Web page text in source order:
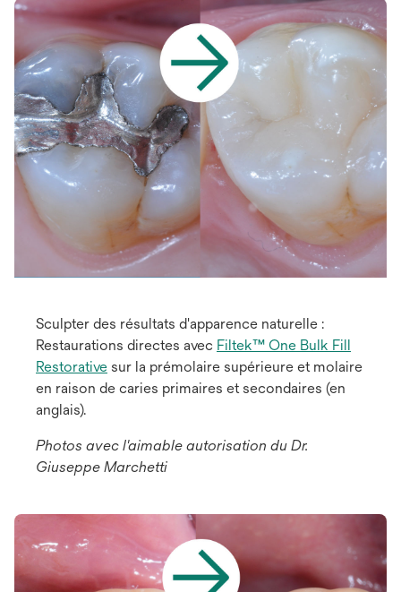
Sculpter des résultats d'apparence naturelle :
Restaurations directes avec Filtek™ One Bulk Fill
Restorative sur la prémolaire supérieure et molaire
en raison de caries primaires et secondaires (en
anglais).
Photos avec l'aimable autorisation du Dr.
Giuseppe Marchetti